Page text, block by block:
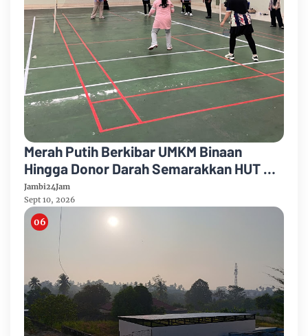
Merah Putih Berkibar UMKM Binaan
Hingga Donor Darah Semarakkan HUT RI
Ke-81 Di PTPN IV Regional IV
Jambi24Jam
Sept 10, 2026